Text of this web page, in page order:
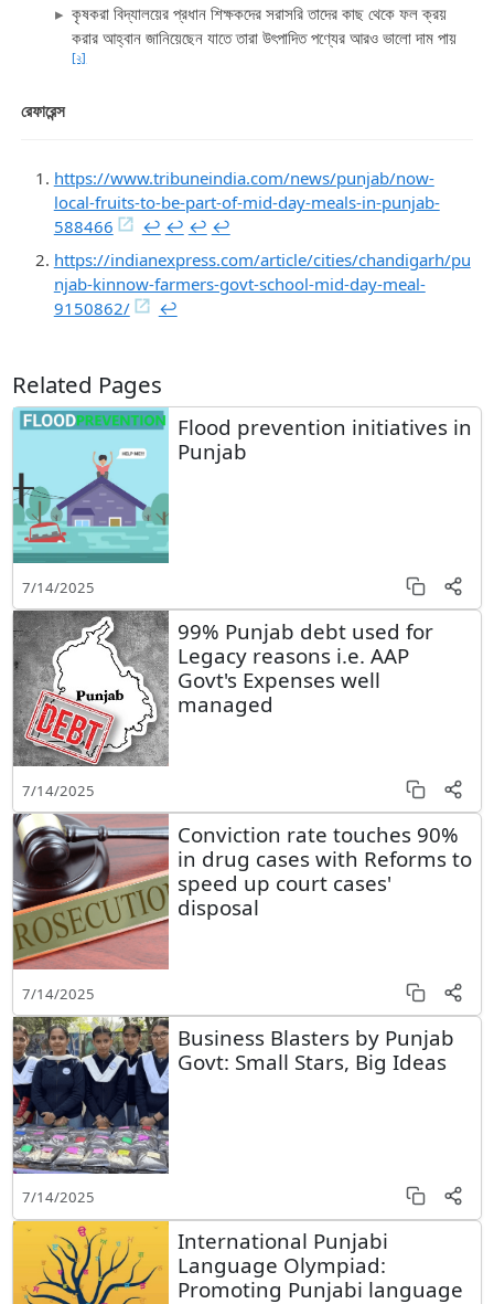
কৃষকরা বিদ্যালয়ের প্রধান শিক্ষকদের সরাসরি তাদের কাছ থেকে ফল ক্রয়
করার আহ্বান জানিয়েছেন যাতে তারা উৎপাদিত পণ্যের আরও ভালো দাম পায়
[২]
রেফারেন্স
https://www.tribuneindia.com/news/punjab/now-
local-fruits-to-be-part-of-mid-day-meals-in-punjab-
588466
↩︎ ↩︎ ↩︎ ↩︎
https://indianexpress.com/article/cities/chandigarh/pu
njab-kinnow-farmers-govt-school-mid-day-meal-
9150862/
↩︎
Related Pages
Flood prevention initiatives in
Punjab
7/14/2025
99% Punjab debt used for
Legacy reasons i.e. AAP
Govt's Expenses well
managed
7/14/2025
Conviction rate touches 90%
in drug cases with Reforms to
speed up court cases'
disposal
7/14/2025
Business Blasters by Punjab
Govt: Small Stars, Big Ideas
7/14/2025
International Punjabi
Language Olympiad:
Promoting Punjabi language